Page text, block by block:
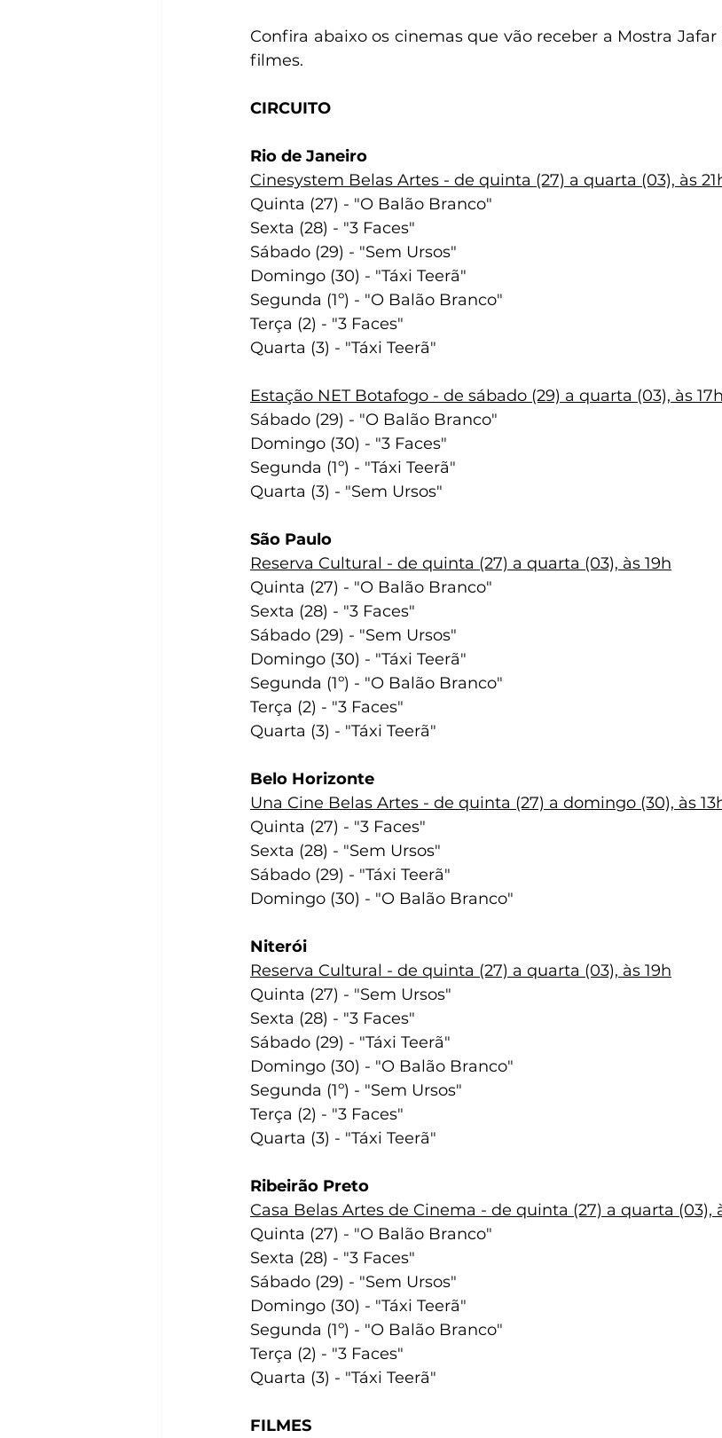
Confira abaixo os cinemas que vão receber a Mostra
filmes.
CIRCUITO
Rio de Janeiro
Cinesystem Belas Artes - de quinta (27) a quarta (03), às
Quinta (27) - "O Balão Branco"
Sexta (28) - "3 Faces"
Sábado (29) - "Sem Ursos"
Domingo (30) - "Táxi Teerã"
Segunda (1º) - "O Balão Branco"
Terça (2) - "3 Faces"
Quarta (3) - "Táxi Teerã"
Estação NET Botafogo - de sábado (29) a quarta (03), às
Sábado (29) - "O Balão Branco"
Domingo (30) - "3 Faces"
Segunda (1º) - "Táxi Teerã"
Quarta (3) - "Sem Ursos"
São Paulo
Reserva Cultural - de quinta (27) a quarta (03), às 19h
Quinta (27) - "O Balão Branco"
Sexta (28) - "3 Faces"
Sábado (29) - "Sem Ursos"
Domingo (30) - "Táxi Teerã"
Segunda (1º) - "O Balão Branco"
Terça (2) - "3 Faces"
Quarta (3) - "Táxi Teerã"
Belo Horizonte
Una Cine Belas Artes - de quinta (27) a domingo (30), às
Quinta (27) - "3 Faces"
Sexta (28) - "Sem Ursos"
Sábado (29) - "Táxi Teerã"
Domingo (30) - "O Balão Branco"
Niterói
Reserva Cultural - de quinta (27) a quarta (03), às 19h
Quinta (27) - "Sem Ursos"
Sexta (28) - "3 Faces"
Sábado (29) - "Táxi Teerã"
Domingo (30) - "O Balão Branco"
Segunda (1º) - "Sem Ursos"
Terça (2) - "3 Faces"
Quarta (3) - "Táxi Teerã"
Ribeirão Preto
Casa Belas Artes de Cinema - de quinta (27) a quarta (03),
Quinta (27) - "O Balão Branco"
Sexta (28) - "3 Faces"
Sábado (29) - "Sem Ursos"
Domingo (30) - "Táxi Teerã"
Segunda (1º) - "O Balão Branco"
Terça (2) - "3 Faces"
Quarta (3) - "Táxi Teerã"
FILMES